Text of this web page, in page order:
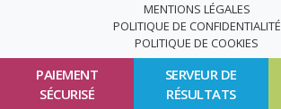
PAIEMENT
SÉCURISÉ
SERVEUR DE
RÉSULTATS
MENTIONS LÉGALES
POLITIQUE DE CONFIDENTIALITÉ
POLITIQUE DE COOKIES